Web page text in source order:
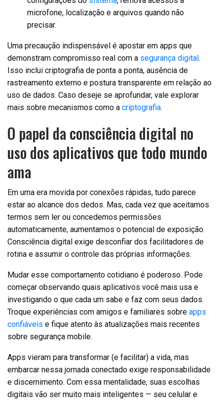
microfone, localização e arquivos quando não
precisar.
Uma precaução indispensável é apostar em apps que
demonstram compromisso real com a segurança digital.
Isso inclui criptografia de ponta a ponta, ausência de
rastreamento externo e postura transparente em relação ao
uso de dados. Caso deseje se aprofundar, vale explorar
mais sobre mecanismos como a criptografia.
O papel da consciência digital no
uso dos aplicativos que todo mundo
ama
Em uma era movida por conexões rápidas, tudo parece
estar ao alcance dos dedos. Mas, cada vez que aceitamos
termos sem ler ou concedemos permissões
automaticamente, aumentamos o potencial de exposição.
Consciência digital exige desconfiar dos facilitadores de
rotina e assumir o controle das próprias informações.
Mudar esse comportamento cotidiano é poderoso. Pode
começar observando quais aplicativos você mais usa e
investigando o que cada um sabe e faz com seus dados.
Troque experiências com amigos e familiares sobre apps
confiáveis e fique atento às atualizações mais recentes
sobre segurança mobile.
Apps vieram para transformar (e facilitar) a vida, mas
embarcar nessa jornada conectado exige responsabilidade
e discernimento. Com essa mentalidade, suas escolhas
digitais vão ser muito mais inteligentes — seu celular e